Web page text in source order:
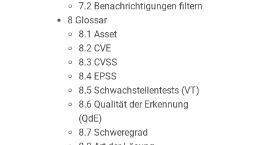
7.2 Benachrichtigungen filtern
8 Glossar
8.1 Asset
8.2 CVE
8.3 CVSS
8.4 EPSS
8.5 Schwachstellentests (VT)
8.6 Qualität der Erkennung
(QdE)
8.7 Schweregrad